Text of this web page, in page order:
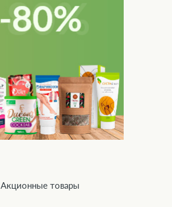
Акционные товары